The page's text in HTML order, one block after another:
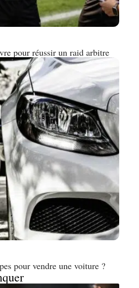
pour réussir un raid arbitre
pour vendre une voiture ?